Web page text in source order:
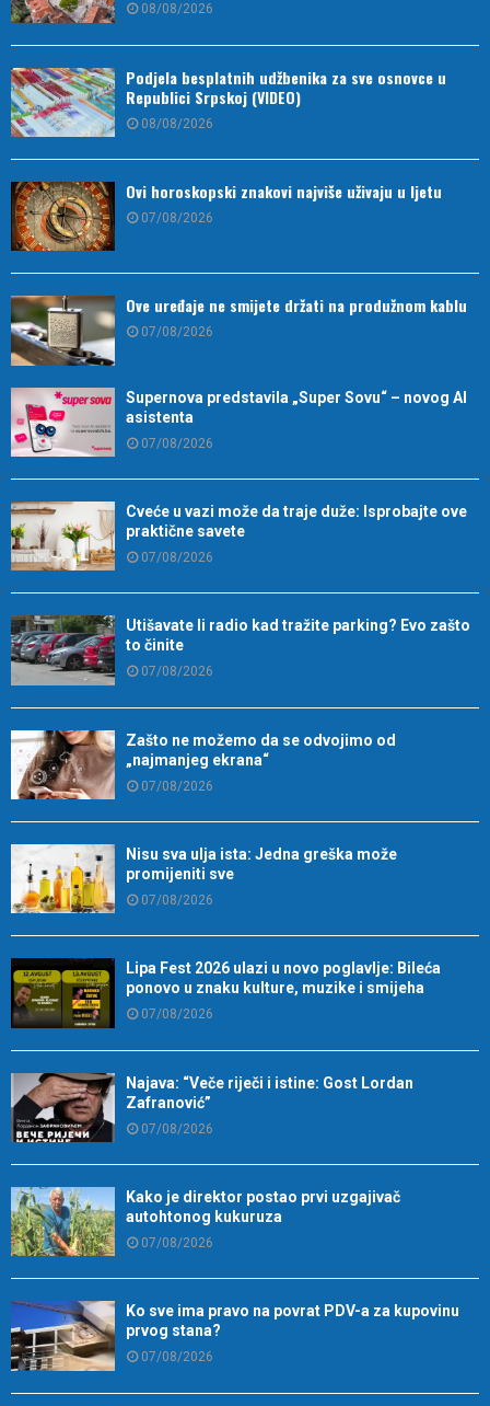
08/08/2026
Podjela besplatnih udžbenika za sve osnovce u
Republici Srpskoj (VIDEO)
08/08/2026
Ovi horoskopski znakovi najviše uživaju u ljetu
07/08/2026
Ove uređaje ne smijete držati na produžnom kablu
07/08/2026
Supernova predstavila „Super Sovu“ – novog AI
asistenta
07/08/2026
Cveće u vazi može da traje duže: Isprobajte ove
praktične savete
07/08/2026
Utišavate li radio kad tražite parking? Evo zašto
to činite
07/08/2026
Zašto ne možemo da se odvojimo od
„najmanjeg ekrana“
07/08/2026
Nisu sva ulja ista: Jedna greška može
promijeniti sve
07/08/2026
Lipa Fest 2026 ulazi u novo poglavlje: Bileća
ponovo u znaku kulture, muzike i smijeha
07/08/2026
Najava: “Veče riječi i istine: Gost Lordan
Zafranović”
07/08/2026
Kako je direktor postao prvi uzgajivač
autohtonog kukuruza
07/08/2026
Ko sve ima pravo na povrat PDV-a za kupovinu
prvog stana?
07/08/2026